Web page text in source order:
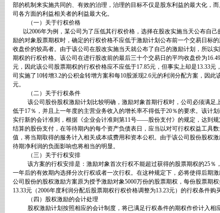
部的机制来实施共同的、有效的治理，治理的目标不仅是股东利益的最大化，
司各方面的利益相关者的利益最大化。
（一）关于行权价格
以2006年为例，某公司为了压低其行权价格，选择在股改实施当天公布自
励的对象股票期权时，确定的行权价格不应低于激励计划公布前一个交易日标
收盘价的较高者。由于该公司在股改实施当天就公布了自己的激励计划，所以
期权的行权价格。该公司在进行股改前的最后三十个交易日的平均收盘价为16.49
元，因此该公司股票期权的行权价格应不应低于17.85元，但事实上却是13.33元
司实施了 10转增3.2的公积金转增方案和每10股派现2.6元的利润分配方案，因此
元。
（二）关于行权条件
该公司股份股权激励计划比较明确，激励对象首期行权时，公司必须满
低于17％，并且上一年度的主营业务收入的增长率不得低于20％的要求。该计
实行新的会计准则，根据《企业会计准则第11号——股份支付》的规定，达到规
结算的股份支付，在等待期内的每个资产负债表日，应当以对可行权权益工具
值，将当期取得的服务计入相关成本或费用和资本公积。由于该公司股份股权
待期净利润的负面影响也将相当的明显。
（三）关于行权安排
该方案的行权安排是：激励对象首次行权不能超过获得的股票期权的25％
一年后的有效期内选择分次行权或者一次行权。在这种规定下，必将使得后期
公司股份的股权激励方案原为授予激励对象5000万份的股票期权，每份股票期
13.33元（2006年度利润分配后股票期权行权价格调整为13.23元）的行权条件购
（四）股权激励的会计处理
股权激励计划按照相应的会计制度，将已满足行权条件的期权作价计入